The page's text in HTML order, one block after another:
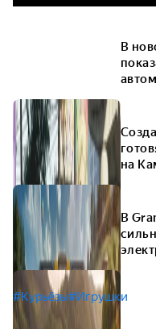
В
на
В
#Курьёзы#Игрушки